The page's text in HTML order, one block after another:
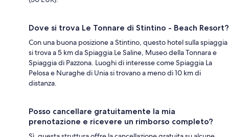
Dove si trova Le Tonnare di Stintino - Beach Resort?
Con una buona posizione a Stintino, questo hotel sulla spiaggia
si trova a 5 km da Spiaggia Le Saline, Museo della Tonnara e
Spiaggia di Pazzona. Luoghi di interesse come Spiaggia La
Pelosa e Nuraghe di Unia si trovano a meno di 10 km di
distanza.
Posso cancellare gratuitamente la mia
prenotazione e ricevere un rimborso completo?